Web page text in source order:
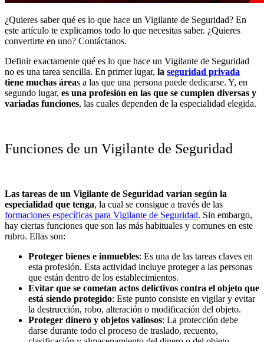
¿Quieres saber qué es lo que hace un Vigilante de Seguridad? En
este artículo te explicamos todo lo que necesitas saber. ¿Quieres
convertirte en uno? Contáctanos.
Definir exactamente qué es lo que hace un Vigilante de Seguridad
no es una tarea sencilla. En primer lugar, la seguridad privada
tiene muchas áreas a las que una persona puede dedicarse. Y, en
segundo lugar, es una profesión en las que se cumplen diversas y
variadas funciones, las cuales dependen de la especialidad elegida.
Funciones de un Vigilante de Seguridad
Las tareas de un Vigilante de Seguridad varían según la
especialidad que tenga, la cual se consigue a través de las
formaciones específicas para Vigilante de Seguridad. Sin embargo,
hay ciertas funciones que son las más habituales y comunes en este
rubro. Ellas son:
Proteger bienes e inmuebles: Es una de las tareas claves en
esta profesión. Esta actividad incluye proteger a las personas
que están dentro de los establecimientos.
Evitar que se cometan actos delictivos contra el objeto que
está siendo protegido: Este punto consiste en vigilar y evitar
la destrucción, robo, alteración o modificación del objeto.
Proteger dinero y objetos valiosos: La protección debe
darse durante todo el proceso de traslado, recuento,